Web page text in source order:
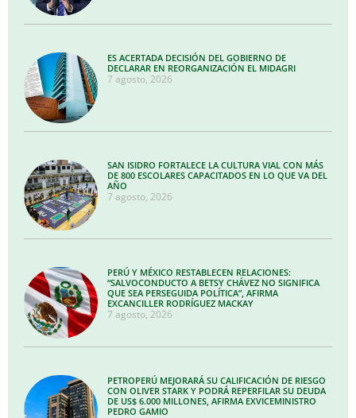
ES ACERTADA DECISIÓN DEL GOBIERNO DE
DECLARAR EN REORGANIZACIÓN EL MIDAGRI
7 agosto, 2026
SAN ISIDRO FORTALECE LA CULTURA VIAL CON MÁS
DE 800 ESCOLARES CAPACITADOS EN LO QUE VA DEL
AÑO
7 agosto, 2026
PERÚ Y MÉXICO RESTABLECEN RELACIONES:
“SALVOCONDUCTO A BETSY CHÁVEZ NO SIGNIFICA
QUE SEA PERSEGUIDA POLÍTICA”, AFIRMA
EXCANCILLER RODRÍGUEZ MACKAY
7 agosto, 2026
PETROPERÚ MEJORARÁ SU CALIFICACIÓN DE RIESGO
CON OLIVER STARK Y PODRÁ REPERFILAR SU DEUDA
DE US$ 6.000 MILLONES, AFIRMA EXVICEMINISTRO
PEDRO GAMIO